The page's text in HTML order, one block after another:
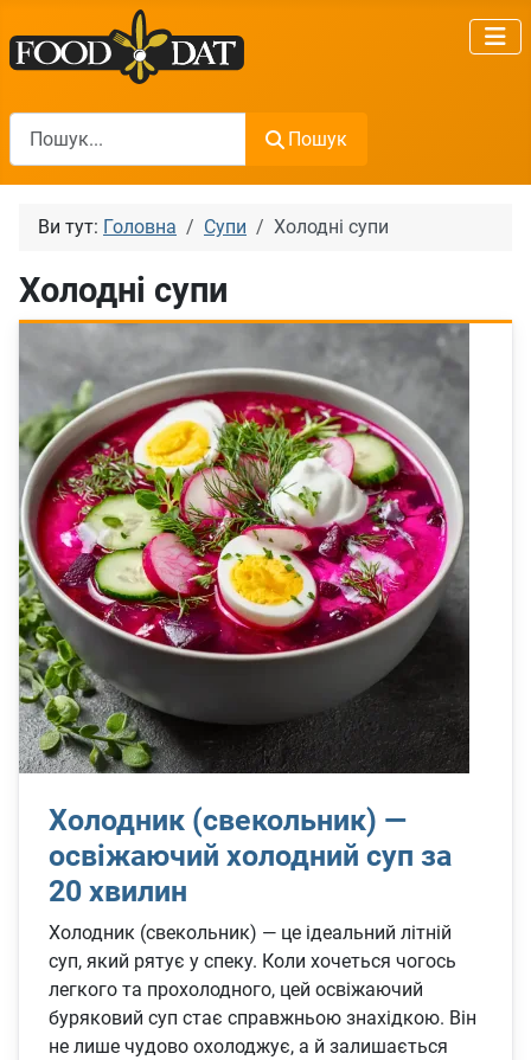
Пошук
Пошук
Ви тут: Головна Супи Холодні супи
Холодні супи
Холодник (свекольник) —
освіжаючий холодний суп за
20 хвилин
Холодник (свекольник) — це ідеальний літній
суп, який рятує у спеку. Коли хочеться чогось
легкого та прохолодного, цей освіжаючий
буряковий суп стає справжньою знахідкою. Він
не лише чудово охолоджує, а й залишається